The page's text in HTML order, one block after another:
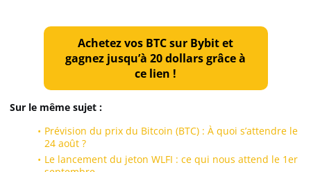
Achetez vos BTC sur Bybit et
gagnez jusqu’à 20 dollars grâce à
ce lien !
Sur le même sujet :
Prévision du prix du Bitcoin (BTC) : À quoi s’attendre le
24 août ?
Le lancement du jeton WLFI : ce qui nous attend le 1er